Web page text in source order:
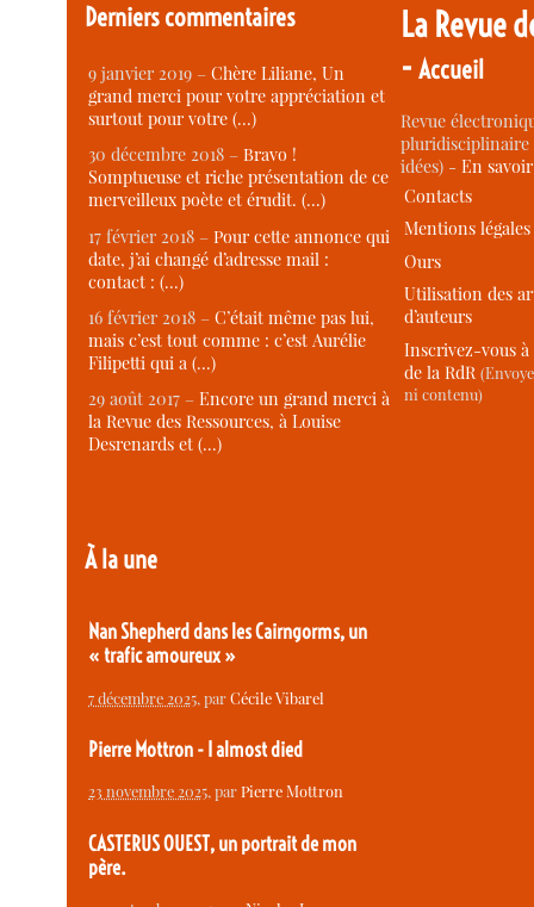
Derniers commentaires
9 janvier 2019 –Chère Liliane, Un
grand merci pour votre appréciation et
surtout pour votre (…)
30 décembre 2018 –Bravo !
Somptueuse et riche présentation de ce
merveilleux poète et érudit. (…)
17 février 2018 –Pour cette annonce qui
date, j’ai changé d’adresse mail :
contact : (…)
16 février 2018 –C’était même pas lui,
mais c’est tout comme : c’est Aurélie
Filipetti qui a (…)
29 août 2017 –Encore un grand merci à
la Revue des Ressources, à Louise
Desrenards et (…)
À la une
Nan Shepherd dans les Cairngorms, un
« trafic amoureux »
7 décembre 2025, parCécile Vibarel
Pierre Mottron - I almost died
23 novembre 2025, parPierre Mottron
CASTERUS OUEST, un portrait de mon
père.
La Revue
-Accueil
Revue
idées) -En
Contacts
Mentions légales
Ours
Utilisation des
d’auteurs
Inscrivez-vous
de la RdR
ni contenu)